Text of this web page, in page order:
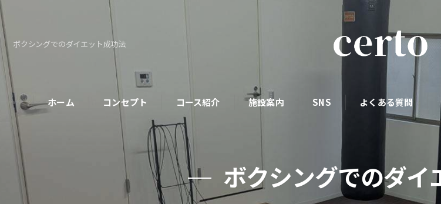
ボクシングでのダイエット成功法
ホーム コンセプト コース紹介
パーソナルコース
初めての方へ
施設案内 SNS よくある質問
ボクシングでのダイ